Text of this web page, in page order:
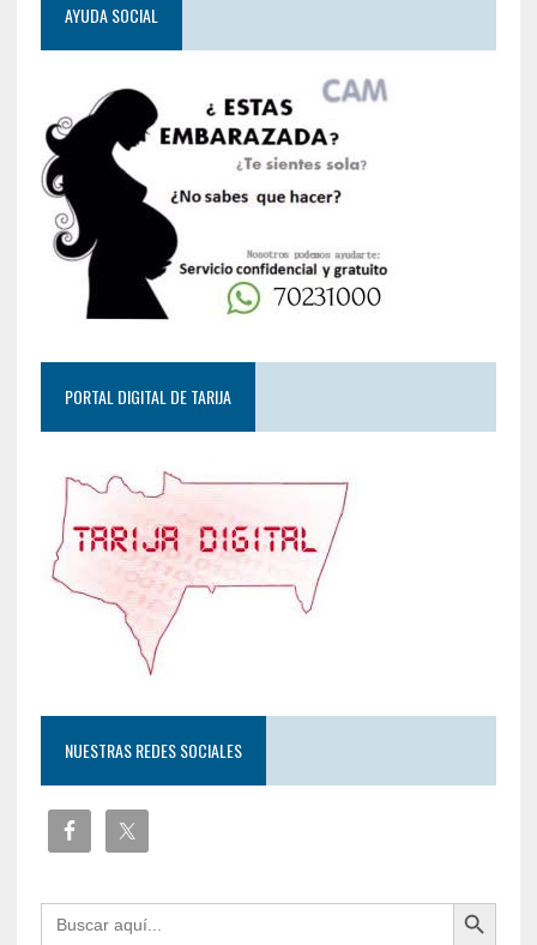
AYUDA SOCIAL
PORTAL DIGITAL DE TARIJA
NUESTRAS REDES SOCIALES
Buscar: Botón de búsqueda